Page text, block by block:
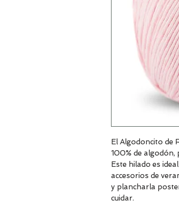
El Algodoncito de
100% de algodón,
Este hilado es
accesorios de
y plancharla
cuidar.